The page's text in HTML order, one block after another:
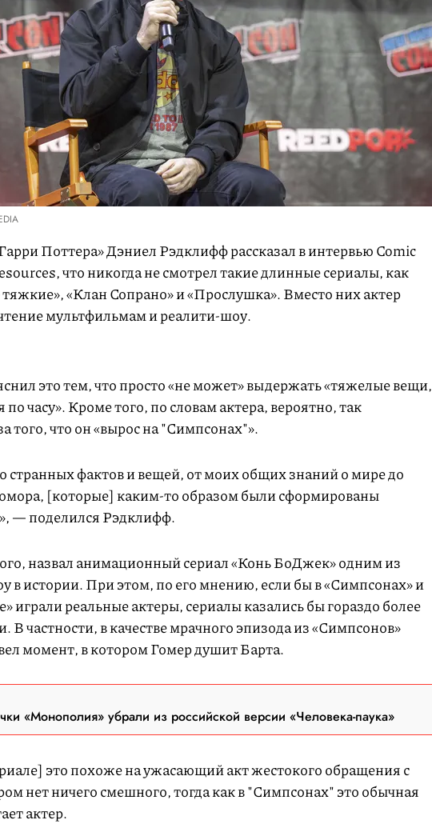
Поттера» Дэниел Рэдклифф рассказал в интервью Comic
что никогда не смотрел такие длинные сериалы, как
тяжкие», «Клан Сопрано» и «Прослушка». Вместо них актер
мультфильмам и реалити-шоу.
это тем, что просто «не может» выдержать «тяжелые вещи,
по часу». Кроме того, по словам актера, вероятно, так
того, что он «вырос на "Симпсонах"».
странных фактов и вещей, от моих общих знаний о мире до
[которые] каким-то образом были сформированы
— поделился Рэдклифф.
назвал анимационный сериал «Конь БоДжек» одним из
в истории. При этом, по его мнению, если бы в «Симпсонах» и
играли реальные актеры, сериалы казались бы гораздо более
В частности, в качестве мрачного эпизода из «Симпсонов»
момент, в котором Гомер душит Барта.
«Монополия» убрали из российской версии «Человека-паука»
это похоже на ужасающий акт жестокого обращения с
нет ничего смешного, тогда как в "Симпсонах" это обычная
актер.